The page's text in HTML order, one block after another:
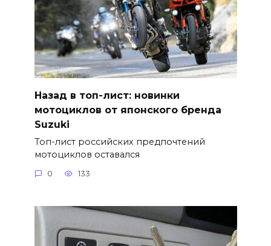
Назад в топ-лист: новинки
мотоциклов от японского бренда
Suzuki
Топ-лист российских предпочтений
мотоциклов оставался
0 133